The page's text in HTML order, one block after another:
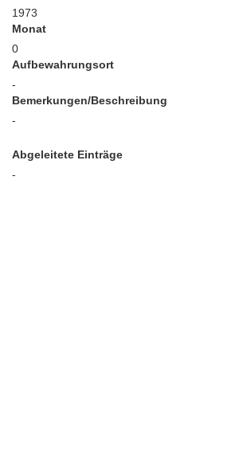
1973
Monat
0
Aufbewahrungsort
-
Bemerkungen/Beschreibung
-
Abgeleitete Einträge
-